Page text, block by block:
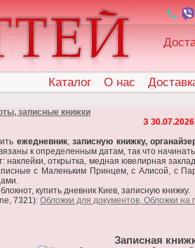
Каталог О нас
записные книжки
З 30.07.2026
ежедневник,записную книжку,
к определенным датам, так что
наклейки, открытка, медная ювелирная
с Маленьким Принцем, с Алисой, с
купить дневник Киев, записную книжку.
7321): Обложки для документов, Обложки на
Записная